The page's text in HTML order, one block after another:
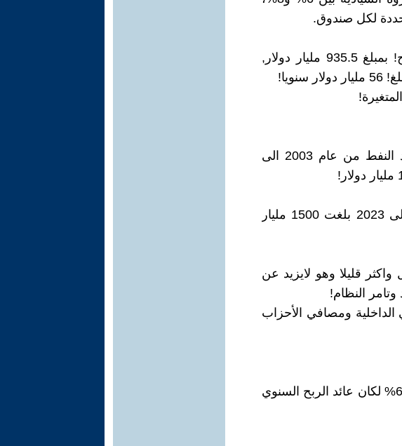
لكل صندوق.
ولو فرضنا ان صندوق الثروة السيادي العراقي المقترح! بمبلغ 935.5 مليار دولار,
حجم الأموال النفطية التي دخلت للعراق بسبب عوائد النفط من عام 2003 الى
عصام الجلبي : إيرادات العراق من النفط منذ 2003 إلى 2023 بلغت 1500 مليار
يتراوح بين 3 ملايين برميل واكثر قليلا وهو لايزيد عن
النظام!
ومصافي الأحزاب
ولو وضع في صندوق سيادي وكانت أرباحه السنوية تبلغ 6% لكان عائد الربح السنوي